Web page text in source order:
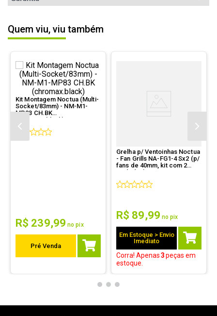
Outras
informações
Nenhuma.
ESCREVER AVALIAÇÃO
Quem viu, viu também
Kit Montagem Noctua (Multi-
Socket/83mm) - NM-M1-
MP83 CH.BK
(chromax.black)
R$ 239,99 no pix
Pré Venda
Grelha p/ Ventoinhas Noctua
- Fan Grills NA-FG1-4 Sx2 (p/
fans de 40mm, kit com 2
unidades)
R$ 89,99 no pix
Em Estoque > Envio
Imediato
Corra! Apenas3peças em
estoque.